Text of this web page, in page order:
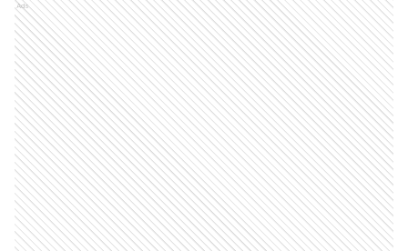
Ads